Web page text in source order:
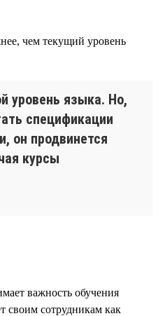
чем текущий уровень
уровень языка. Но,
спецификации
он продвинется
курсы
важность обучения
своим сотрудникам как